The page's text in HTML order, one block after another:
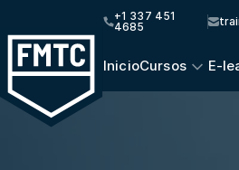
+1 337 451
4685
InicioCursos E-